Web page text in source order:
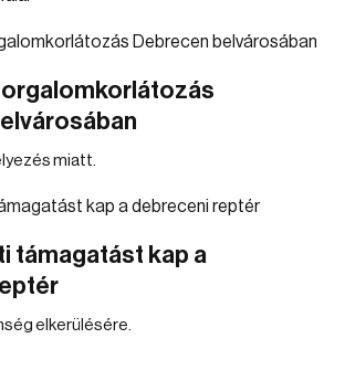
miatt.
támagatást kap a
elkerülésére.